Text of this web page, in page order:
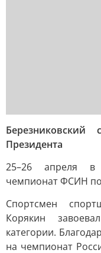
Президента
25–26 апреля
чемпионат ФСИН
Спортсмен
Корякин
категории.
на чемпионат